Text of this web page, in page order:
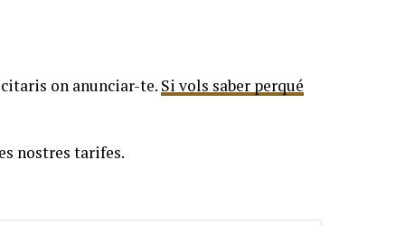
on anunciar-te. Si vols saber perqué
nostres tarifes.